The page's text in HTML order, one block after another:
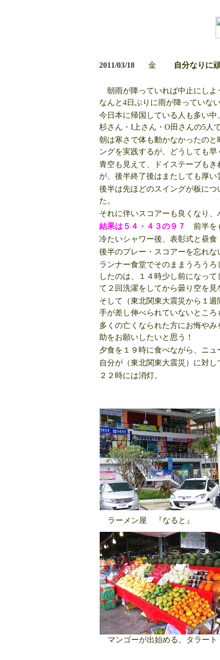
2011/03/18金 自分なりに
朝雨が降っていれば中止にし
なんと4日ぶりに雨が降っていな
今日本に帰国している人も多い
杉さん・I上さん・O田さんの5人
朝は寒さで体も動かなかったの
ングを実践するが、どうしても
青空も見えて、ドイステーブも
が、後半終了後はまたしても厚
後半は先ほどのスイングが板に
た。
それに伴いスコアーも良くなり
結果は５４・４３の９７
前半を
冷たいシャワー後、表彰式と昼
後半のプレー・スコアーを忘れ
ランナー食堂でそのままうろう
したのは、１４時少し前になっ
て２回洗濯をしてから曇り空を
そして（東北関東大震災から１
手が差し伸べられていないとこ
多くの亡くなられた方にお悔や
助をお願いしたいと思う！
夕食を１９時に食べながら、ニ
自分が（東北関東大震災）に対
２２時には消灯。
ラーメン屋 『なると』
マンゴーが出始める。タラート